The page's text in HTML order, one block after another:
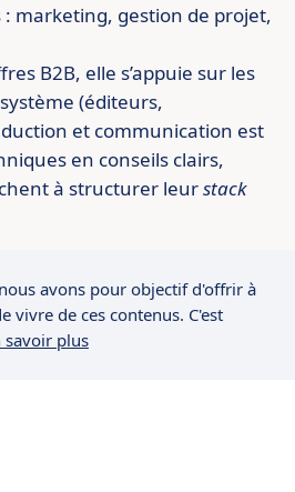
marketing, gestion de projet,
B2B, elle s’appuie sur les
(éditeurs,
et communication est
en conseils clairs,
à structurer leurstack
avons pour objectif d'offrir à
vivre de ces contenus. C'est
savoir plus